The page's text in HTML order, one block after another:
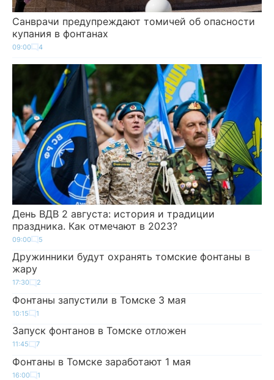
Санврачи предупреждают томичей об опасности
купания в фонтанах
09:00 4
День ВДВ 2 августа: история и традиции
праздника. Как отмечают в 2023?
09:00 5
Дружинники будут охранять томские фонтаны в
жару
17:30 2
Фонтаны запустили в Томске 3 мая
10:15 1
Запуск фонтанов в Томске отложен
11:45 7
Фонтаны в Томске заработают 1 мая
16:00 1